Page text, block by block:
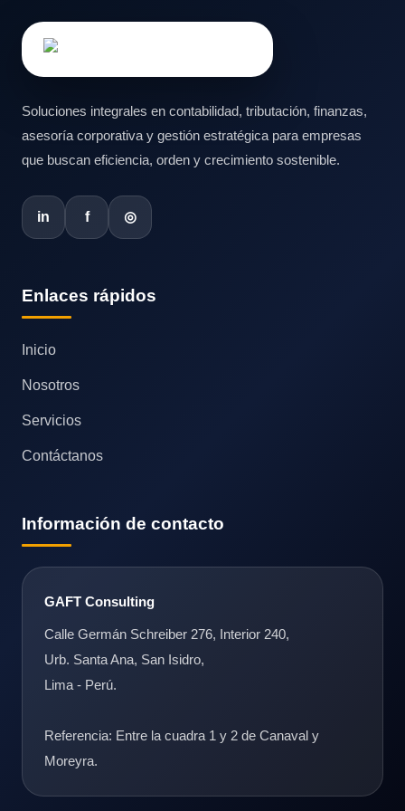
Soluciones integrales en contabilidad, tributación, finanzas,
asesoría corporativa y gestión estratégica para empresas
que buscan eficiencia, orden y crecimiento sostenible.
in f ◎
Enlaces rápidos
Inicio
Nosotros
Servicios
Contáctanos
Información de contacto
GAFT Consulting
Calle Germán Schreiber 276, Interior 240,
Urb. Santa Ana, San Isidro,
Lima - Perú.
Referencia: Entre la cuadra 1 y 2 de Canaval y
Moreyra.